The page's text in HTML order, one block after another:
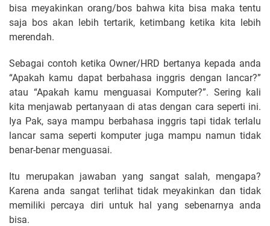
bisa meyakinkan orang/bos bahwa kita bisa maka tentu
saja bos akan lebih tertarik, ketimbang ketika kita lebih
merendah.
Sebagai contoh ketika Owner/HRD bertanya kepada anda
“Apakah kamu dapat berbahasa inggris dengan lancar?”
atau “Apakah kamu menguasai Komputer?”. Sering kali
kita menjawab pertanyaan di atas dengan cara seperti ini.
Iya Pak, saya mampu berbahasa inggris tapi tidak terlalu
lancar sama seperti komputer juga mampu namun tidak
benar-benar menguasai.
Itu merupakan jawaban yang sangat salah, mengapa?
Karena anda sangat terlihat tidak meyakinkan dan tidak
memiliki percaya diri untuk hal yang sebenarnya anda
bisa.